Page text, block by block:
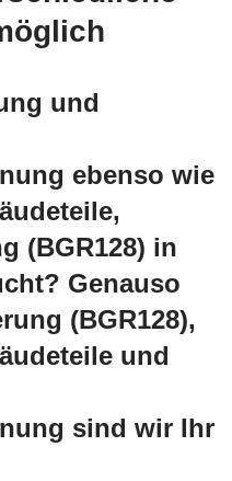
und
ebenso wie
(BGR128) in
Genauso
(BGR128),
und
sind wir Ihr